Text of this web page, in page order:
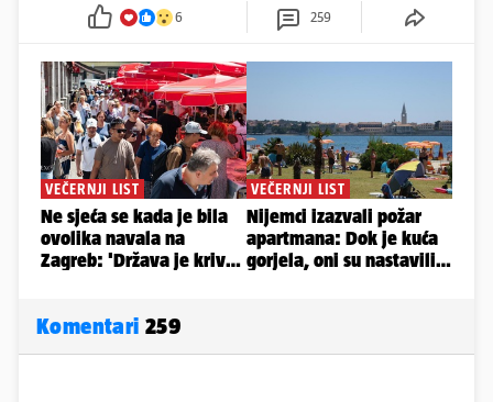
6 259
Komentari 259